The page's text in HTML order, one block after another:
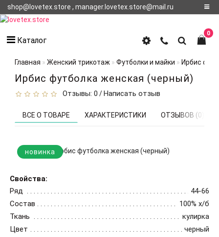
shop@lovetex.store , manager.lovetex.store@mail.ru
О НАС
О
ДОСТАВКЕ
Каталог
0
Главная Женский трикотаж Футболки и майки Ирбис
Ирбис футболка женская (черный)
Отзывы: 0 /Написать отзыв
ВСЕ О ТОВАРЕ ХАРАКТЕРИСТИКИ ОТЗЫВОВ (0)
новинка
Свойства:
Ряд
44-66
Состав
100% х/б
Ткань
кулирка
Цвет
черный